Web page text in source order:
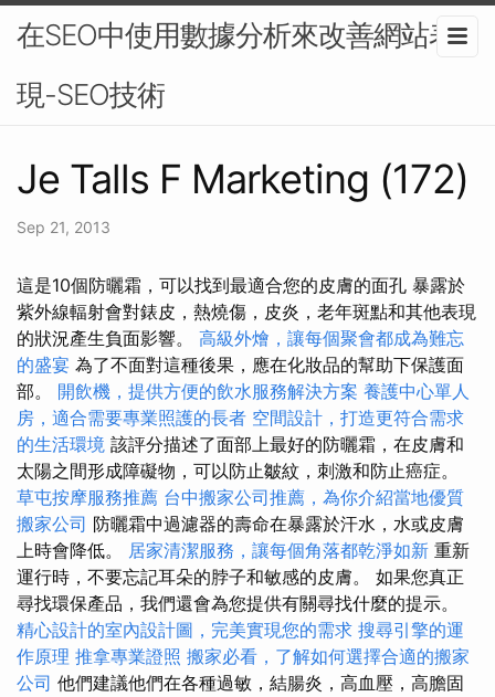
在SEO中使用數據分析來改善網站表
現-SEO技術
Je Talls F Marketing (172)
Sep 21, 2013
這是10個防曬霜，可以找到最適合您的皮膚的面孔 暴露於
紫外線輻射會對錶皮，熱燒傷，皮炎，老年斑點和其他表現
的狀況產生負面影響。 高級外燴，讓每個聚會都成為難忘
的盛宴 為了不面對這種後果，應在化妝品的幫助下保護面
部。 開飲機，提供方便的飲水服務解決方案 養護中心單人
房，適合需要專業照護的長者 空間設計，打造更符合需求
的生活環境 該評分描述了面部上最好的防曬霜，在皮膚和
太陽之間形成障礙物，可以防止皺紋，刺激和防止癌症。
草屯按摩服務推薦 台中搬家公司推薦，為你介紹當地優質
搬家公司 防曬霜中過濾器的壽命在暴露於汗水，水或皮膚
上時會降低。 居家清潔服務，讓每個角落都乾淨如新 重新
運行時，不要忘記耳朵的脖子和敏感的皮膚。 如果您真正
尋找環保產品，我們還會為您提供有關尋找什麼的提示。
精心設計的室內設計圖，完美實現您的需求 搜尋引擎的運
作原理 推拿專業證照 搬家必看，了解如何選擇合適的搬家
公司 他們建議他們在各種過敏，結腸炎，高血壓，高膽固